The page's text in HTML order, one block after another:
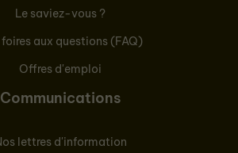
Le saviez-vous ?
foires aux questions (FAQ)
Offres d'emploi
Communications
lettres d'information